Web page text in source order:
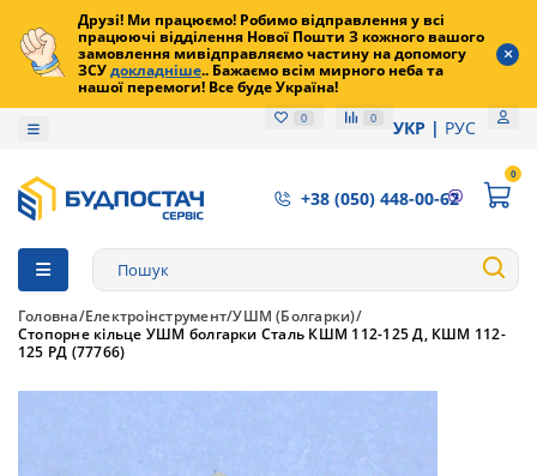
Друзі! Ми працюємо! Робимо відправлення у всі
працюючі відділення Нової Пошти З кожного вашого
замовлення мивідправляємо частину на допомогу
ЗСУдокладніше.. Бажаємо всім мирного неба та
нашої перемоги! Все буде Україна!
0 0 УКР РУС
+38 (050) 448-00-62
0
Головна Електроінструмент УШМ (Болгарки)
Стопорне кільце УШМ болгарки Сталь КШМ 112-125 Д, КШМ 112-
125 РД (77766)